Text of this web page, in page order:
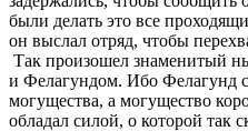
были делать это все
он выслал отряд, чтобы
Так произошел знаменитый
и Фелагундом. Ибо Фелагунд
могущества, а могущество
обладал силой, о которой так